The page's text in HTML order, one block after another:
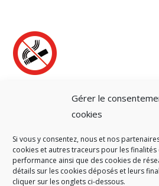
Gérer le
cookies
Si vous y consentez, nous et nos
cookies et autres traceurs pour les finalités
performance ainsi que des cookies de
détails sur les cookies déposés et leurs
cliquer sur les onglets ci-dessous.
A SAVOIR
Créé en 1978, le Sigidurs est un
des missions de service public : la